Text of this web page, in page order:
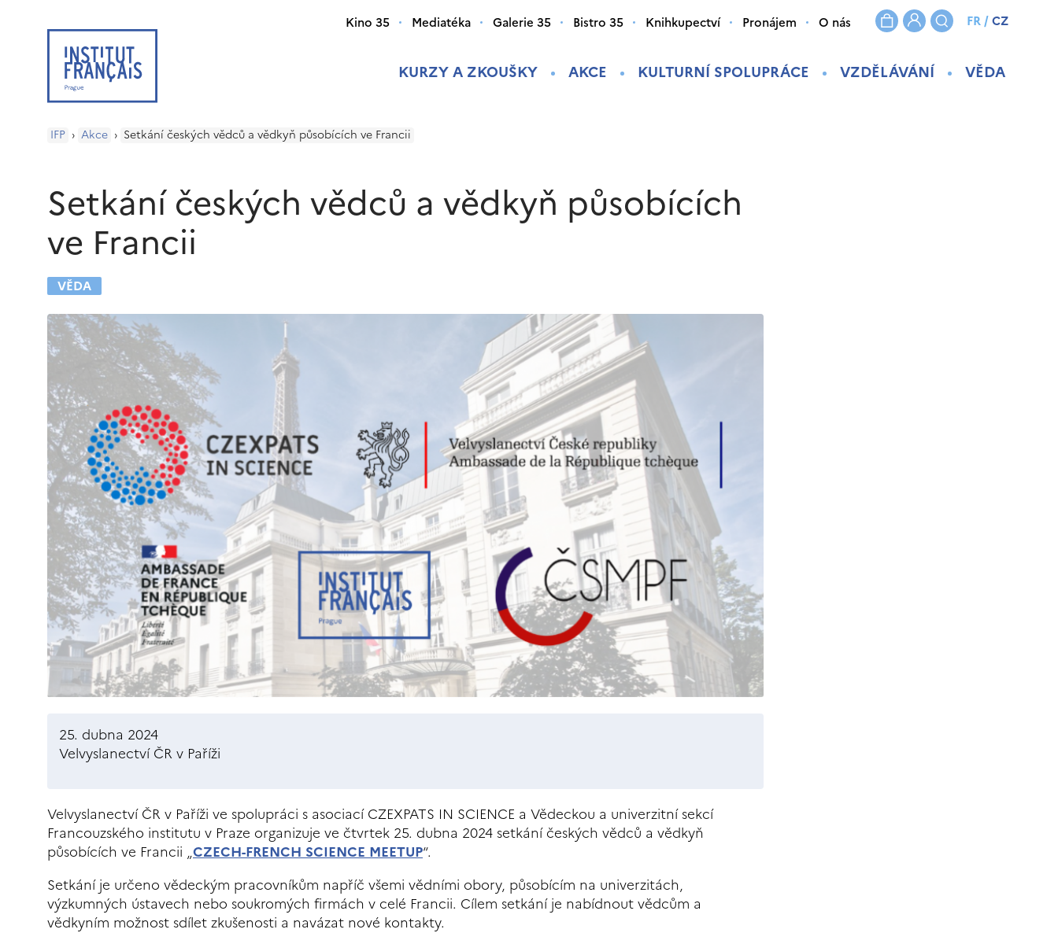
KURZY A ZKOUŠKY AKCE KULTURNÍ SPOLUPRÁCE VZDĚLÁVÁNÍ VĚDA
Kino 35 Mediatéka Galerie 35 Bistro 35 Knihkupectví Pronájem O nás FR/CZ
IFP › Akce › Setkání českých vědců a vědkyň působících ve Francii
Setkání českých vědců a vědkyň působících
ve Francii
VĚDA
25. dubna 2024
Velvyslanectví ČR v Paříži
Velvyslanectví ČR v Paříži ve spolupráci s asociací CZEXPATS IN SCIENCE a Vědeckou a univerzitní sekcí
Francouzského institutu v Praze organizuje ve čtvrtek 25. dubna 2024 setkání českých vědců a vědkyň
působících ve Francii „CZECH-FRENCH SCIENCE MEETUP“.
Setkání je určeno vědeckým pracovníkům napříč všemi vědními obory, působícím na univerzitách,
výzkumných ústavech nebo soukromých firmách v celé Francii. Cílem setkání je nabídnout vědcům a
vědkyním možnost sdílet zkušenosti a navázat nové kontakty.